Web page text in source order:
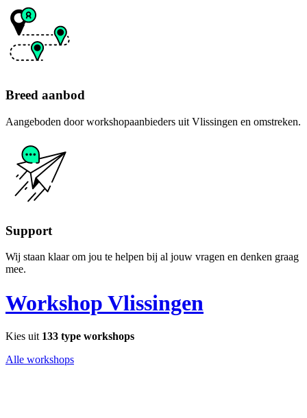
Breed aanbod
Aangeboden door workshopaanbieders uit Vlissingen en omstreken.
Support
Wij staan klaar om jou te helpen bij al jouw vragen en denken graag
mee.
Workshop Vlissingen
Kies uit 133 type workshops
Alle workshops